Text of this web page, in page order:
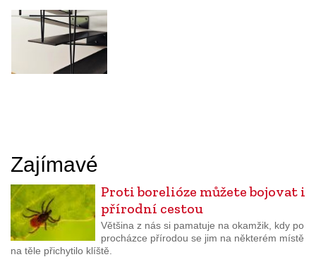
Zajímavé
Proti borelióze můžete bojovat i
přírodní cestou
Většina z nás si pamatuje na okamžik, kdy po
procházce přírodou se jim na některém místě
na těle přichytilo klíště.